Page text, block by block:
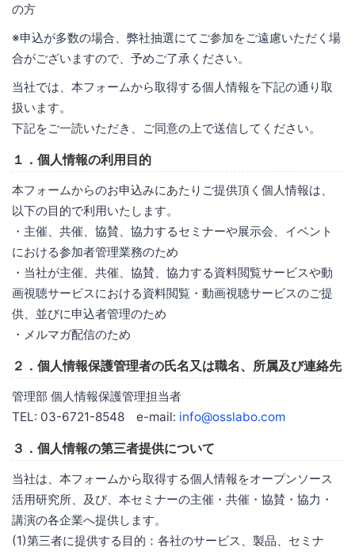
の方
※申込が多数の場合、弊社抽選にてご参加をご遠慮いただく場
合がございますので、予めご了承ください。
当社では、本フォームから取得する個人情報を下記の通り取
扱います。
下記をご一読いただき、ご同意の上で送信してください。
１．個人情報の利用目的
本フォームからのお申込みにあたりご提供頂く個人情報は、
以下の目的で利用いたします。
・主催、共催、協賛、協力するセミナーや展示会、イベント
における参加者管理業務のため
・当社が主催、共催、協賛、協力する資料閲覧サービスや動
画視聴サービスにおける資料閲覧・動画視聴サービスのご提
供、並びに申込者管理のため
・メルマガ配信のため
２．個人情報保護管理者の氏名又は職名、所属及び連絡先
管理部 個人情報保護管理担当者
TEL: 03-6721-8548 e-mail: info@osslabo.com
３．個人情報の第三者提供について
当社は、本フォームから取得する個人情報をオープンソース
活用研究所、及び、本セミナーの主催・共催・協賛・協力・
講演の各企業へ提供します。
(1)第三者に提供する目的：各社のサービス、製品、セミナ